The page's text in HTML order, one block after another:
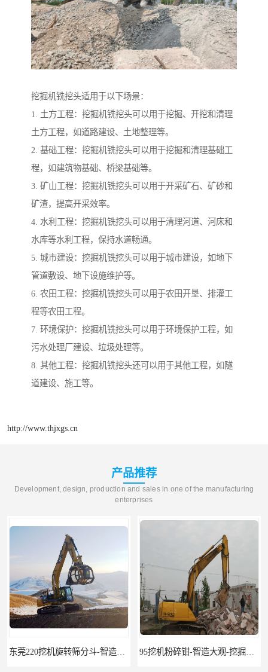
挖掘机铣挖头适用于以下场景：
1. 土方工程：挖掘机铣挖头可以用于挖掘、开挖和清理
土方工程，如道路建设、土地整理等。
2. 基础工程：挖掘机铣挖头可以用于挖掘和清理基础工
程，如建筑物基础、桥梁基础等。
3. 矿山工程：挖掘机铣挖头可以用于开采矿石、矿砂和
矿渣，提高开采效率。
4. 水利工程：挖掘机铣挖头可以用于清理河道、河床和
水库等水利工程，保持水道畅通。
5. 城市建设：挖掘机铣挖头可以用于城市建设，如地下
管道敷设、地下设施维护等。
6. 农田工程：挖掘机铣挖头可以用于农田开垦、排灌工
程等农田工程。
7. 环境保护：挖掘机铣挖头可以用于环境保护工程，如
污水处理厂建设、垃圾处理等。
8. 其他工程：挖掘机铣挖头还可以用于其他工程，如隧
道建设、施工等。
http://www.thjxgs.cn
产品推荐
Development, design, production and sales in one of the manufacturing
enterprises